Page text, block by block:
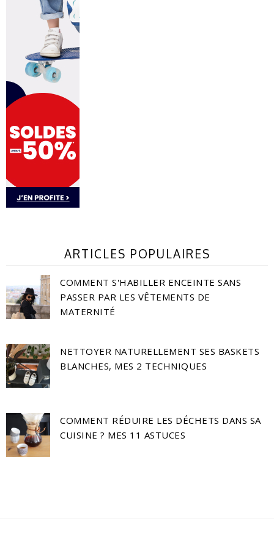
ARTICLES POPULAIRES
COMMENT S'HABILLER ENCEINTE SANS
PASSER PAR LES VÊTEMENTS DE
MATERNITÉ
NETTOYER NATURELLEMENT SES BASKETS
BLANCHES, MES 2 TECHNIQUES
COMMENT RÉDUIRE LES DÉCHETS DANS SA
CUISINE ? MES 11 ASTUCES